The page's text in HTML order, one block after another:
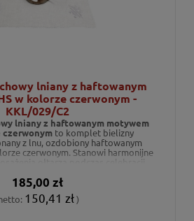
lniany z haftowanym
w kolorze czerwonym -
KKL/029/C2
lniany z haftowanym motywem
czerwonym to komplet bielizny
z lnu, ozdobiony haftowanym
czerwonym. Stanowi harmonijne
ołtarza podczas celebracji
185,00 zł
150,41 zł)